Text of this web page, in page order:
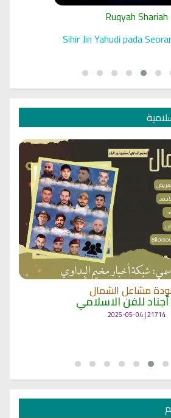
Ruqyah Shariah
Sihir Jin Yahudi pada
مشاعل الشمال
للفن الاسلامي
21714 | 2025-05-04